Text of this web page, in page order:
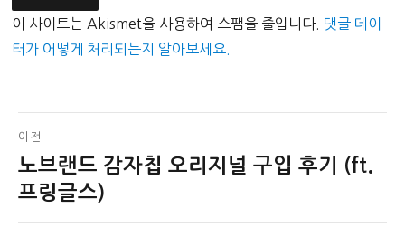
이 사이트는 Akismet을 사용하여 스팸을 줄입니다. 댓글 데이
터가 어떻게 처리되는지 알아보세요.
글
탐
이전
이
전
노브랜드 감자칩 오리지널 구입 후기 (ft.
프링글스)